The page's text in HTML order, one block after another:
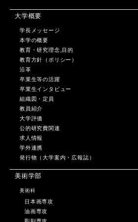
大学概要
学長メッセージ
本学の概要
教育・研究理念,目的
教育方針（ポリシー）
沿革
卒業生等の活躍
卒業生インタビュー
組織図・定員
教員紹介
大学評価
公的研究費関連
求人情報
学外連携
発行物（大学案内・広報誌）
美術学部
美術科
日本画専攻
油画専攻